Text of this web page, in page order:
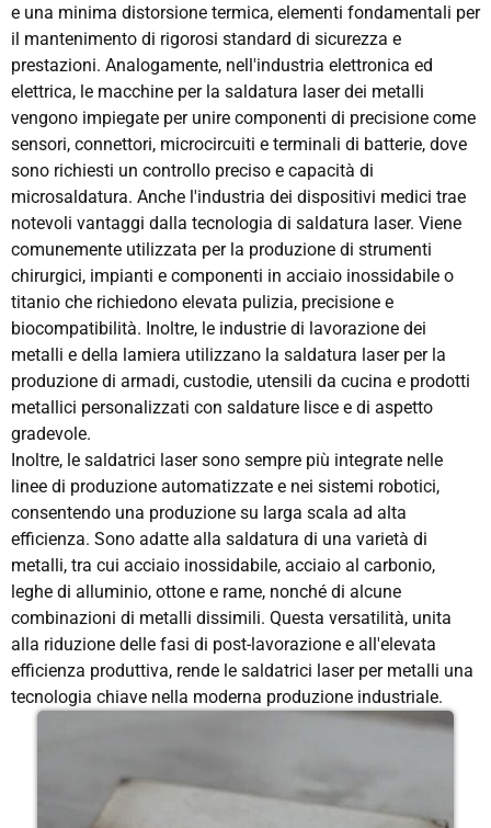
e una minima distorsione termica, elementi fondamentali per
il mantenimento di rigorosi standard di sicurezza e
prestazioni. Analogamente, nell'industria elettronica ed
elettrica, le macchine per la saldatura laser dei metalli
vengono impiegate per unire componenti di precisione come
sensori, connettori, microcircuiti e terminali di batterie, dove
sono richiesti un controllo preciso e capacità di
microsaldatura. Anche l'industria dei dispositivi medici trae
notevoli vantaggi dalla tecnologia di saldatura laser. Viene
comunemente utilizzata per la produzione di strumenti
chirurgici, impianti e componenti in acciaio inossidabile o
titanio che richiedono elevata pulizia, precisione e
biocompatibilità. Inoltre, le industrie di lavorazione dei
metalli e della lamiera utilizzano la saldatura laser per la
produzione di armadi, custodie, utensili da cucina e prodotti
metallici personalizzati con saldature lisce e di aspetto
gradevole.
Inoltre, le saldatrici laser sono sempre più integrate nelle
linee di produzione automatizzate e nei sistemi robotici,
consentendo una produzione su larga scala ad alta
efficienza. Sono adatte alla saldatura di una varietà di
metalli, tra cui acciaio inossidabile, acciaio al carbonio,
leghe di alluminio, ottone e rame, nonché di alcune
combinazioni di metalli dissimili. Questa versatilità, unita
alla riduzione delle fasi di post-lavorazione e all'elevata
efficienza produttiva, rende le saldatrici laser per metalli una
tecnologia chiave nella moderna produzione industriale.